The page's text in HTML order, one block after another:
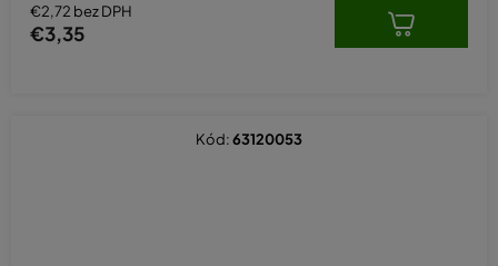
€2,72 bez DPH
€3,35
Kód:63120053